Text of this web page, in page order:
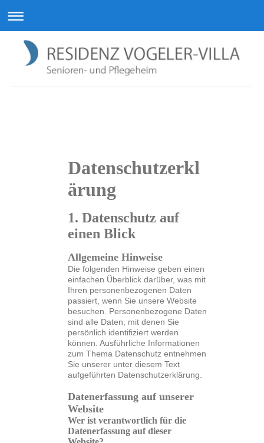
Datenschutzerkl
ärung
1. Datenschutz auf
einen Blick
Allgemeine Hinweise
Die folgenden Hinweise geben einen
einfachen Überblick darüber, was mit
Ihren personenbezogenen Daten
passiert, wenn Sie unsere Website
besuchen. Personenbezogene Daten
sind alle Daten, mit denen Sie
persönlich identifiziert werden
können. Ausführliche Informationen
zum Thema Datenschutz entnehmen
Sie unserer unter diesem Text
aufgeführten Datenschutzerklärung.
Datenerfassung auf unserer
Website
Wer ist verantwortlich für die
Datenerfassung auf dieser